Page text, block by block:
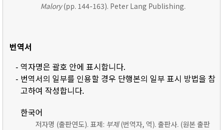
Malory(pp. 144-163). Peter Lang Publishing.
번역서
- 역자명은 괄호 안에 표시합니다.
- 번역서의 일부를 인용할 경우 단행본의 일부 표시 방법을 참
고하여 작성합니다.
한국어
저자명 (출판연도). 표제: 부제(번역자, 역). 출판사. (원본 출판